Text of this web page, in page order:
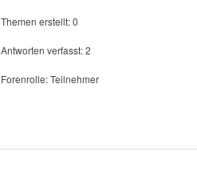
Themen erstellt: 0
Antworten verfasst: 2
Forenrolle: Teilnehmer